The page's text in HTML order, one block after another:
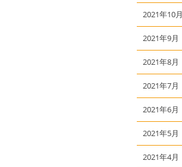
2021年10月
2021年9月
2021年8月
2021年7月
2021年6月
2021年5月
2021年4月